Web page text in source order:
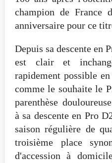
champion de France
anniversaire pour ce
Depuis sa descente en
est clair et
rapidement possible
comme le souhaite le
parenthèse
à sa descente en Pro
saison régulière de
troisième place
d'accession à